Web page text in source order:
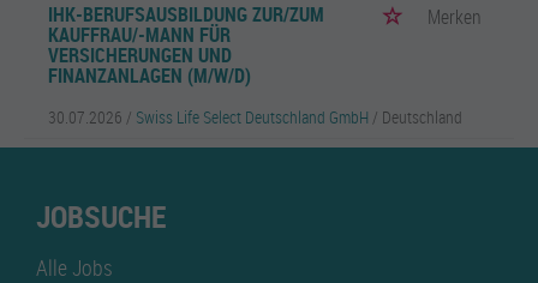
IHK-BERUFSAUSBILDUNG ZUR/ZUM
KAUFFRAU/-MANN FÜR
VERSICHERUNGEN UND
FINANZANLAGEN (M/W/D)
Merken
30.07.2026 / Swiss Life Select Deutschland GmbH / Deutschland
JOBSUCHE
Alle Jobs